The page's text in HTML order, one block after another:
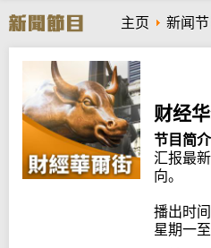
r
c
h
主页 新闻节
财经
节目简
汇报最
向。
播出时间
星期一